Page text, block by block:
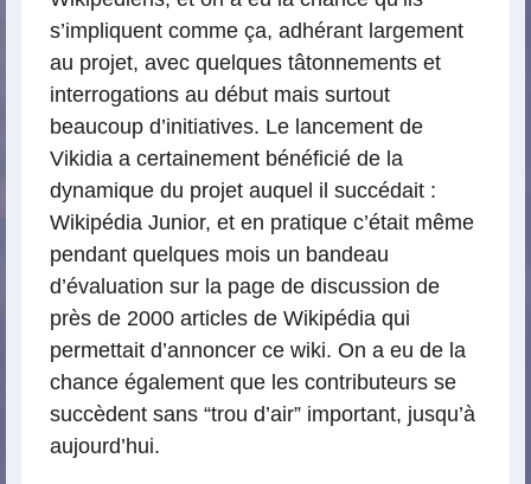
s’impliquent comme ça, adhérant largement
au projet, avec quelques tâtonnements et
interrogations au début mais surtout
beaucoup d’initiatives. Le lancement de
Vikidia a certainement bénéficié de la
dynamique du projet auquel il succédait :
Wikipédia Junior, et en pratique c’était même
pendant quelques mois un bandeau
d’évaluation sur la page de discussion de
près de 2000 articles de Wikipédia qui
permettait d’annoncer ce wiki. On a eu de la
chance également que les contributeurs se
succèdent sans “trou d’air” important, jusqu’à
aujourd’hui.